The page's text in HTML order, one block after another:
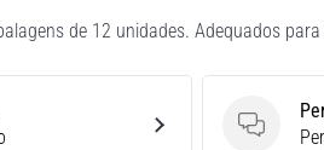
de 12 unidades. Adequados